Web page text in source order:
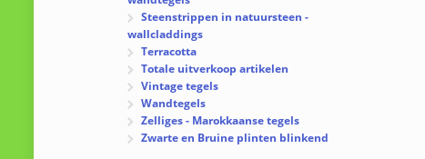
Steenstrippen in natuursteen -
wallcladdings
Terracotta
Totale uitverkoop artikelen
Vintage tegels
Wandtegels
Zelliges - Marokkaanse tegels
Zwarte en Bruine plinten blinkend